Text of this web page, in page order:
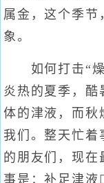
属金，这个季节
象。
如何打击“燥
炎热的夏季，酷
体的津液，而秋
我们。整天忙着
的朋友们，现在
事是：补足津液